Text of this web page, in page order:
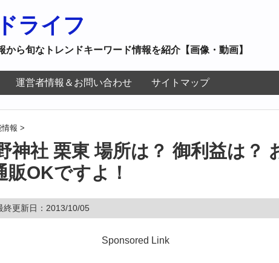
ライフ
から旬なトレンドキーワード情報を紹介【画像・動画】
運営者情報＆お問い合わせ サイトマップ
報 >
神社 栗東 場所は？ 御利益は？
販OKですよ！
終更新日：2013/10/05
Sponsored Link